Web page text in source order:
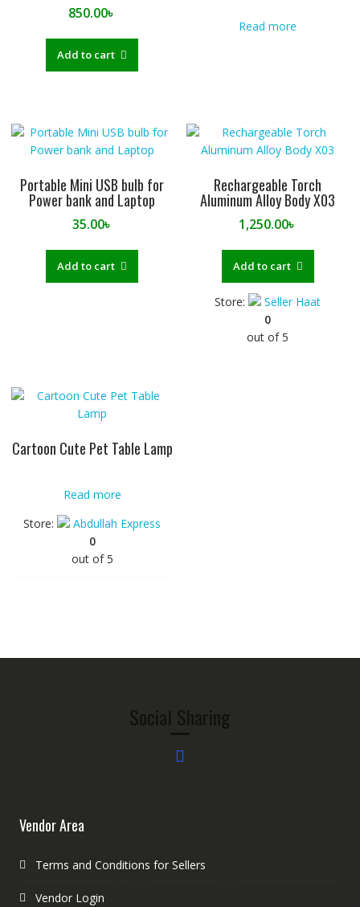
850.00৳
Add to cart
Read more
Portable Mini USB bulb for
Power bank and Laptop
35.00৳
Add to cart
Rechargeable Torch
Aluminum Alloy Body X03
1,250.00৳
Add to cart
Store:
Seller Haat
0
out of 5
Cartoon Cute Pet Table Lamp
Read more
Store:
Abdullah Express
0
out of 5
Social Sharing
Vendor Area
Terms and Conditions for Sellers
Vendor Login